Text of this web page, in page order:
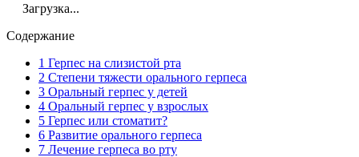
Загрузка...
Содержание
1 Герпес на слизистой рта
2 Степени тяжести орального герпеса
3 Оральный герпес у детей
4 Оральный герпес у взрослых
5 Герпес или стоматит?
6 Развитие орального герпеса
7 Лечение герпеса во рту